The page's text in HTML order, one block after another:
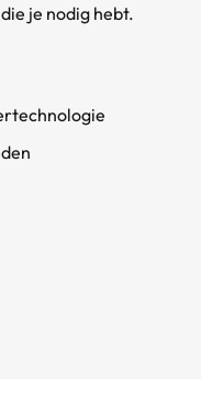
je nodig hebt.